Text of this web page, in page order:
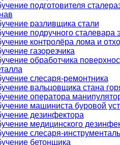
подготовителя
разливщика стали
подручного сталевара
контролёра лома и
газорезчика
обработчика
слесаря-ремонтника
вальцовщика стана
оператора
машиниста буровой
дезинфектора
медицинского
слесаря-
бетонщика